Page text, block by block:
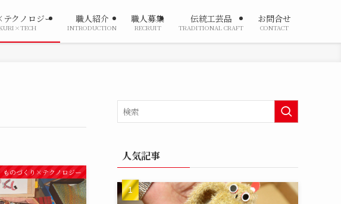
クノロジー 職人紹介
INTRODUCTION
職人募集
RECRUIT
伝統工芸品
TRADITIONAL CRAFT
お問合せ
CONTACT
ものづくり×テクノロジー
人気記事